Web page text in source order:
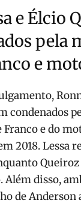
e Élcio
pela
e
condenados
e do
2018. Lessa
Além disso,
de Anderson